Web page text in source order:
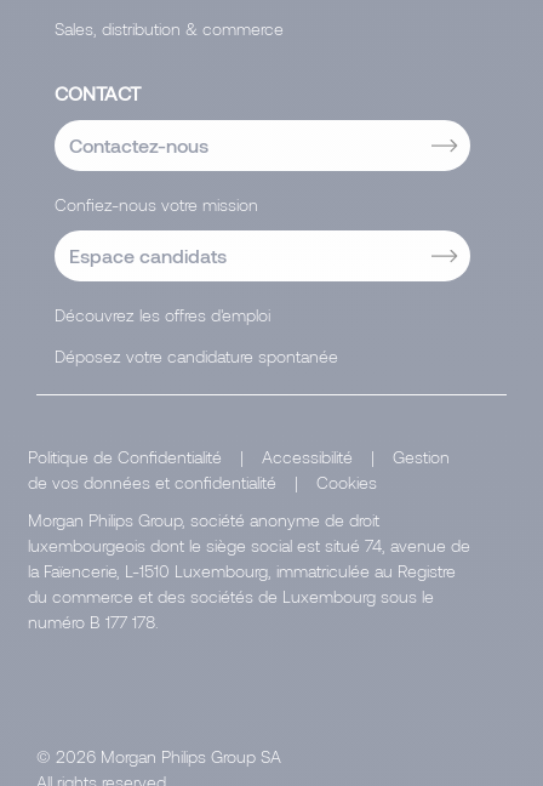
Sales, distribution & commerce
CONTACT
Contactez-nous
Confiez-nous votre mission
Espace candidats
Découvrez les offres d'emploi
Déposez votre candidature spontanée
Politique de Confidentialité | Accessibilité |
Gestion
de vos données et confidentialité
|
Cookies
Morgan Philips Group, société anonyme de droit
luxembourgeois dont le siège social est situé 74, avenue de
la Faïencerie, L-1510 Luxembourg, immatriculée au Registre
du commerce et des sociétés de Luxembourg sous le
numéro B 177 178.
© 2026 Morgan Philips Group SA